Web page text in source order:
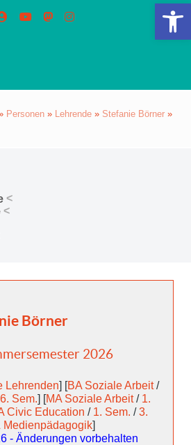
Personen » Lehrende » Stefanie Börner »
Börner
2026
Lehrenden] [BA Soziale Arbeit/
6. Sem.] [MA Soziale Arbeit/ 1.
Civic Education / 1. Sem. /3.
Medienpädagogik]
- Änderungen vorbehalten